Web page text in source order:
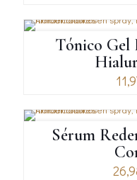
Tónico Gel
Sérum